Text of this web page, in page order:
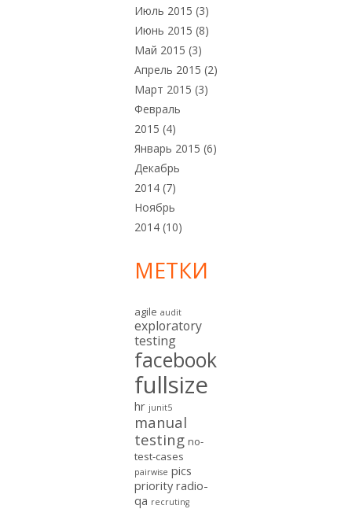
Июль 2015 (3)
Июнь 2015 (8)
Май 2015 (3)
Апрель 2015 (2)
Март 2015 (3)
Февраль
2015 (4)
Январь 2015 (6)
Декабрь
2014 (7)
Ноябрь
2014 (10)
МЕТКИ
agile audit
exploratory
testing
facebook
fullsize
hr junit5
manual
testing no-
test-cases
pairwise pics
priority radio-
qa recruting